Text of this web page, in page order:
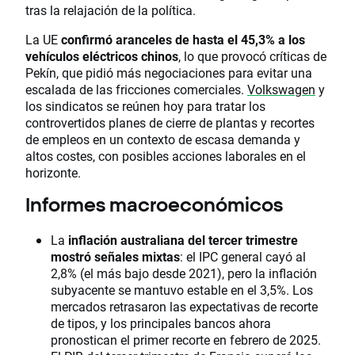
tras la relajación de la política.
La UEconfirmó aranceles de hasta el 45,3% a los
vehículos eléctricos chinos, lo que provocó críticas de
Pekín, que pidió más negociaciones para evitar una
escalada de las fricciones comerciales. Volkswagen y
los sindicatos se reúnen hoy para tratar los
controvertidos planes de cierre de plantas y recortes
de empleos en un contexto de escasa demanda y
altos costes, con posibles acciones laborales en el
horizonte.
Informes macroeconómicos
La inflación australiana del tercer trimestre
mostró señales mixtas: el IPC general cayó al
2,8% (el más bajo desde 2021), pero la inflación
subyacente se mantuvo estable en el 3,5%. Los
mercados retrasaron las expectativas de recorte
de tipos, y los principales bancos ahora
pronostican el primer recorte en febrero de 2025.